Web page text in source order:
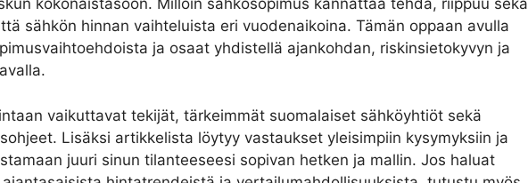
kokonaistasoon. Milloin sähkösopimus kannattaa tehdä, riippuu sekä
sähkön hinnan vaihteluista eri vuodenaikoina. Tämän oppaan avulla
ja osaat yhdistellä ajankohdan, riskinsietokyvyn ja
vaikuttavat tekijät, tärkeimmät suomalaiset sähköyhtiöt sekä
Lisäksi artikkelista löytyy vastaukset yleisimpiin kysymyksiin ja
juuri sinun tilanteeseesi sopivan hetken ja mallin. Jos haluat